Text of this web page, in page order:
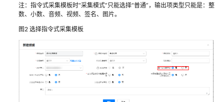
体
框
架
ISDP
登
注：指令式采集模板时“采集模式”只能选择“普通”，输出项类型只能是：整
数、小数、音频、视频、签名、图片。
图2 选择指令式采集模板